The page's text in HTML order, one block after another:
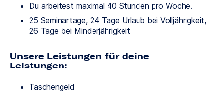
Du arbeitest maximal 40 Stunden pro Woche.
25 Seminartage, 24 Tage Urlaub bei Volljährigkeit,
26 Tage bei Minderjährigkeit
Unsere Leistungen für deine
Leistungen:
Taschengeld